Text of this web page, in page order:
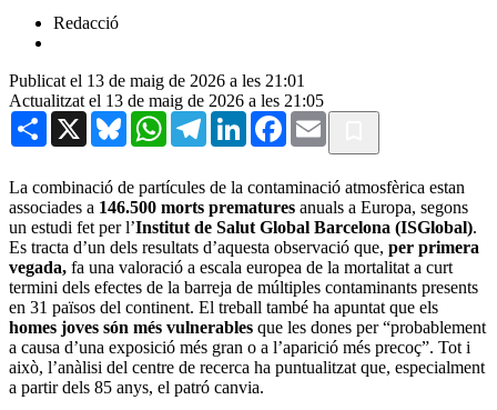
Redacció
Publicat el 13 de maig de 2026 a les 21:01
Actualitzat el 13 de maig de 2026 a les 21:05
Share X BlueskyWhatsAppTelegramLinkedInFacebook
Email
La combinació de partícules de la contaminació atmosfèrica estan
associades a 146.500 morts prematures anuals a Europa, segons
un estudi fet per l’Institut de Salut Global Barcelona (ISGlobal).
Es tracta d’un dels resultats d’aquesta observació que, per primera
vegada, fa una valoració a escala europea de la mortalitat a curt
termini dels efectes de la barreja de múltiples contaminants presents
en 31 països del continent. El treball també ha apuntat que els
homes joves són més vulnerables que les dones per “probablement
a causa d’una exposició més gran o a l’aparició més precoç”. Tot i
això, l’anàlisi del centre de recerca ha puntualitzat que, especialment
a partir dels 85 anys, el patró canvia.